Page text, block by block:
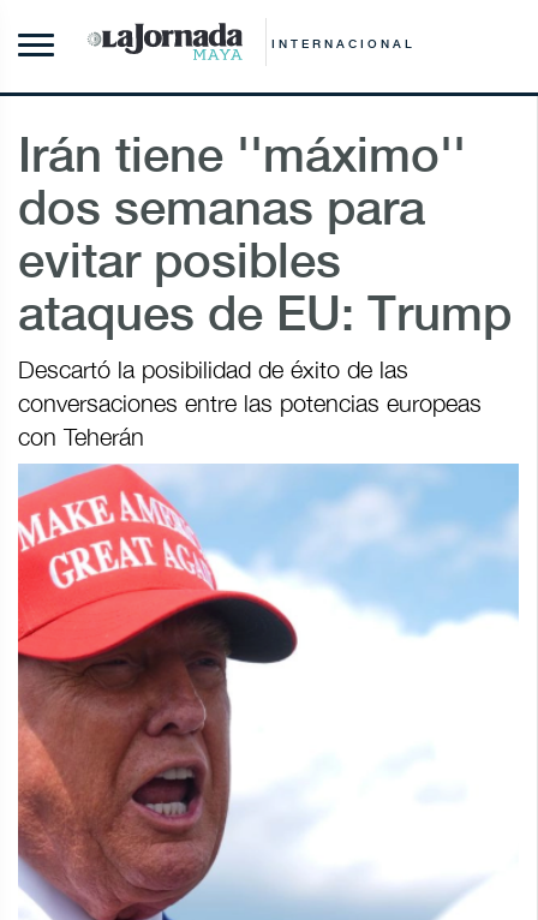
INTERNACIONAL
Irán tiene ''máximo''
dos semanas para
evitar posibles
ataques de EU: Trump
Descartó la posibilidad de éxito de las
conversaciones entre las potencias europeas
con Teherán